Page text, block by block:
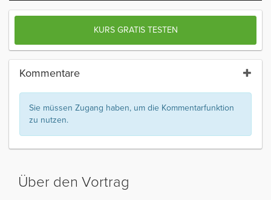
KURS GRATIS TESTEN
Kommentare
Sie müssen Zugang haben, um die Kommentarfunktion
zu nutzen.
Über den Vortrag